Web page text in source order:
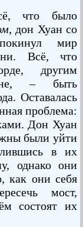
что было
, дон Хуан со
мир
Всё, что
другим
– быть
Оставалась
проблема:
Дон Хуан
были уйти
в их
однако они
как они себя
мост,
состоят их